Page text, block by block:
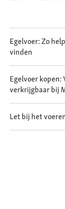
Egelvoer: Zo
vinden
Egelvoer kopen:
verkrijgbaar bij
Let bij het